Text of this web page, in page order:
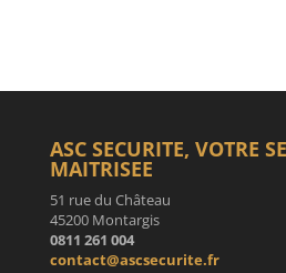
ASC SECURITE, VOTRE
MAITRISEE
51 rue du Château
45200 Montargis
0811 261 004
contact@ascsecurite.fr